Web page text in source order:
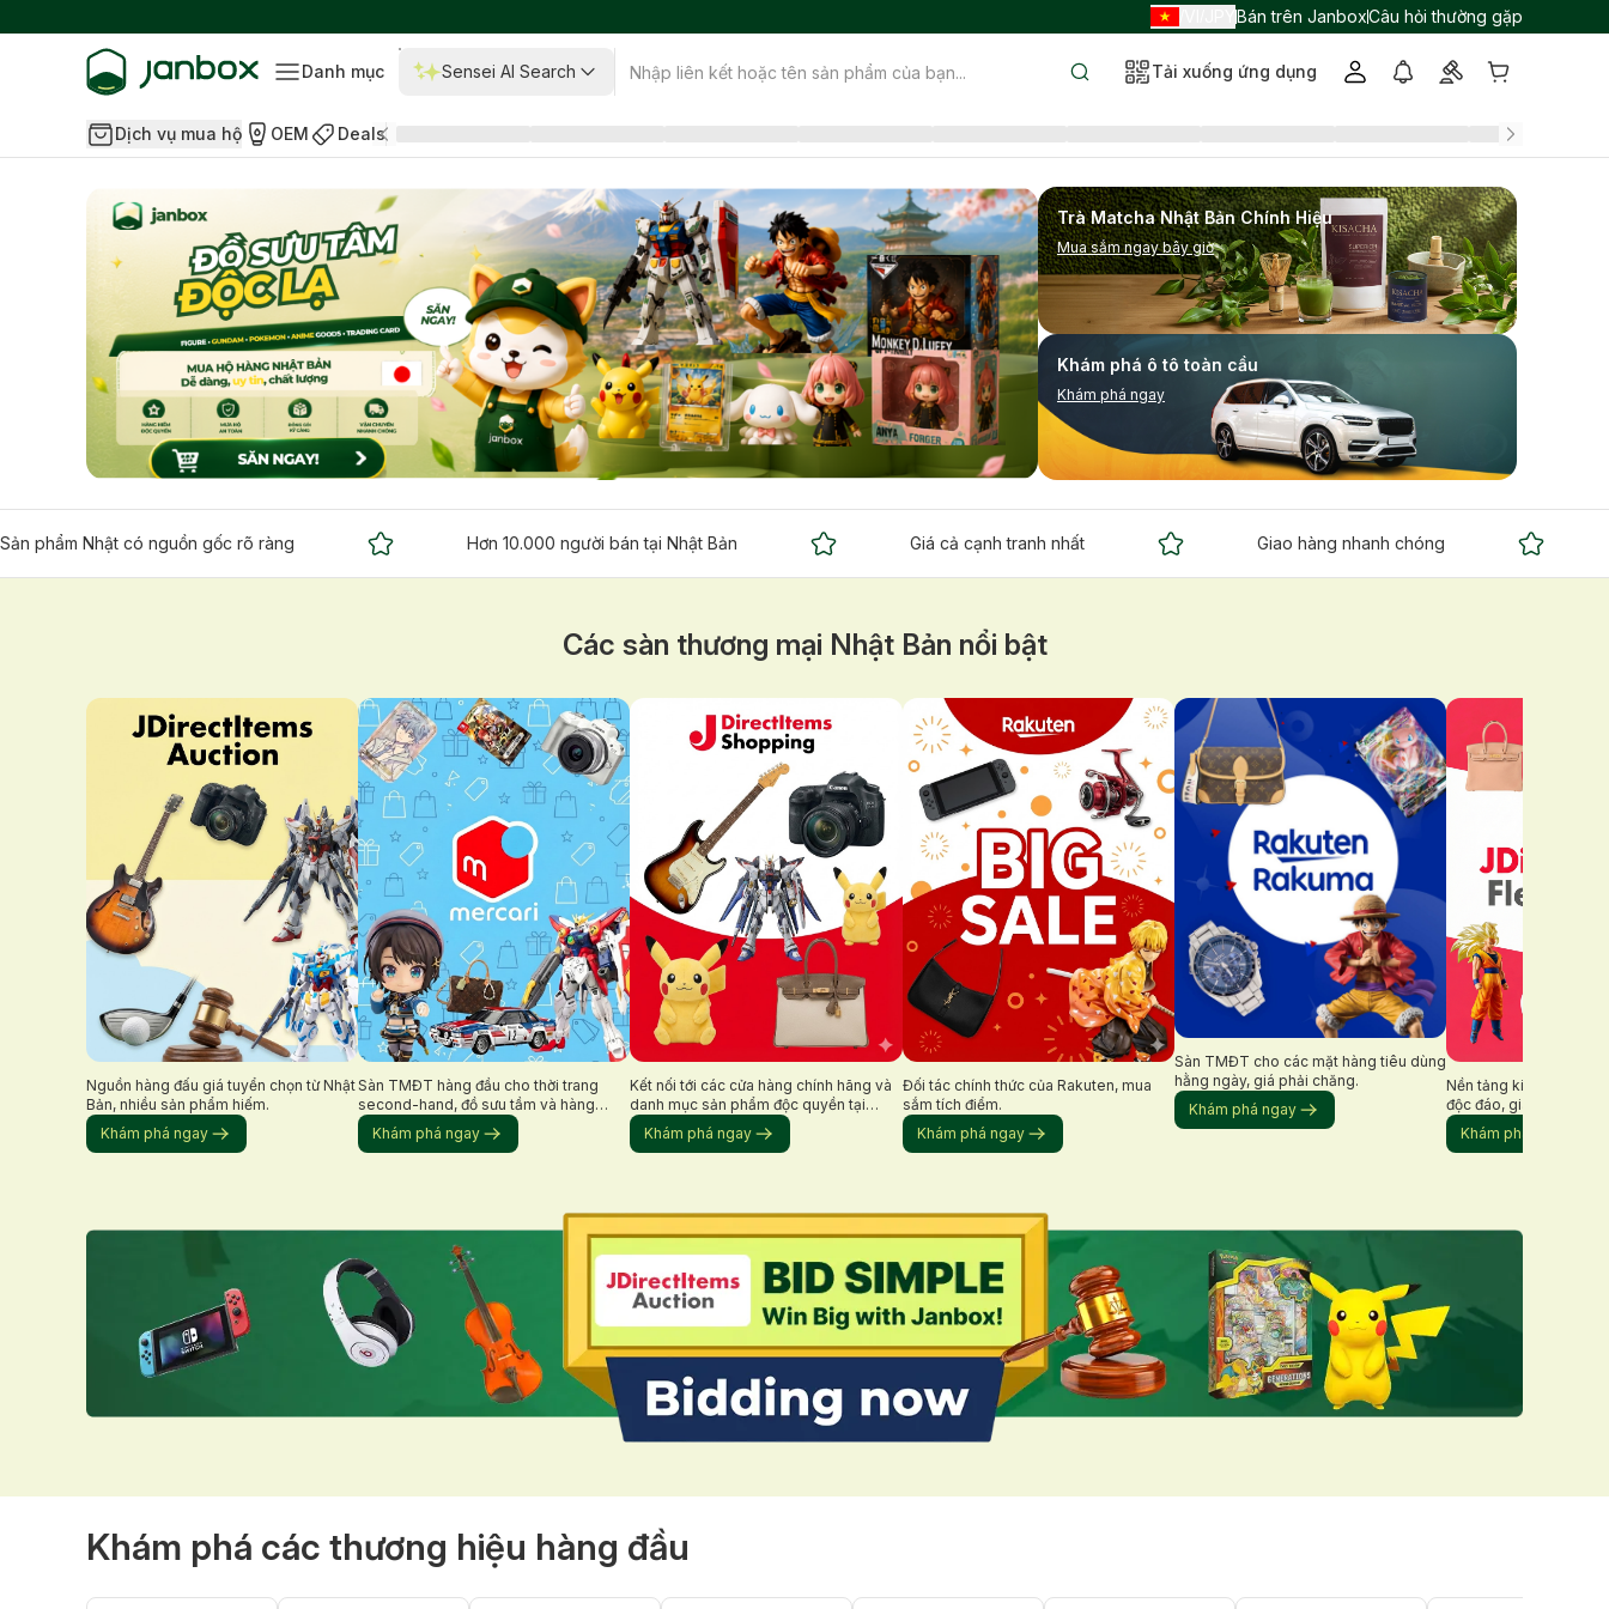
Bán trên JanboxCâu hỏi thường gặp
Danh mục Sensei AI Search Tải xuống ứng dụng
Dịch vụ mua hộ OEM Deals
Trà Matcha Nhật Bản Chính Hiệu
Mua sắm ngay bây giờ
Khám phá ô tô toàn cầu
Khám phá ngay
Sản phẩm Nhật có nguồn gốc rõ ràng Hơn 10.000 người bán tại Nhật Bản Giá cả cạnh tranh nhất Giao hàng nhanh chóng
Các sàn thương mại Nhật Bản nổi bật
Nguồn hàng đấu giá tuyển chọn từ Nhật
Bản, nhiều sản phẩm hiếm.
Khám phá ngay
Sàn TMĐT hàng đầu cho thời trang
second-hand, đồ sưu tầm và hàng
hiếm.
Khám phá ngay
Kết nối tới các cửa hàng chính hãng và
danh mục sản phẩm độc quyền tại
Nhật.
Khám phá ngay
Đối tác chính thức của Rakuten, mua
sắm tích điểm.
Khám phá ngay
Sàn TMĐT cho các mặt hàng tiêu dùng
hằng ngày, giá phải chăng.
Khám phá ngay
Nền tảng kiểu chợ trời
độc đáo, giá phải
Khám phá ngay
Khám phá các thương hiệu hàng đầu